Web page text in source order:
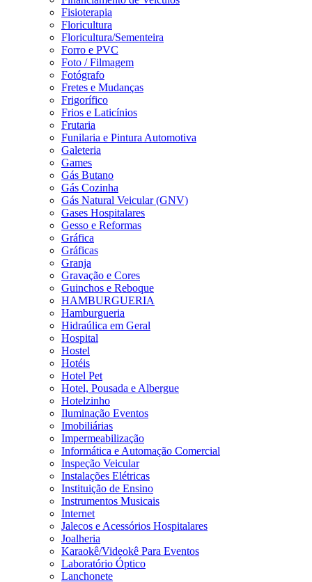
Fisioterapia
Floricultura
Floricultura/Sementeira
Forro e PVC
Foto / Filmagem
Fotógrafo
Fretes e Mudanças
Frigorífico
Frios e Laticínios
Frutaria
Funilaria e Pintura Automotiva
Galeteria
Games
Gás Butano
Gás Cozinha
Gás Natural Veicular (GNV)
Gases Hospitalares
Gesso e Reformas
Gráfica
Gráficas
Granja
Gravação e Cores
Guinchos e Reboque
HAMBURGUERIA
Hamburgueria
Hidraúlica em Geral
Hospital
Hostel
Hotéis
Hotel Pet
Hotel, Pousada e Albergue
Hotelzinho
Iluminação Eventos
Imobiliárias
Impermeabilização
Informática e Automação Comercial
Inspeção Veicular
Instalações Elétricas
Instituição de Ensino
Instrumentos Musicais
Internet
Jalecos e Acessórios Hospitalares
Joalheria
Karaokê/Videokê Para Eventos
Laboratório Óptico
Lanchonete